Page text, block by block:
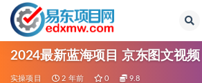
2024最新蓝海项目 京东图文视
实操项目 2 年前 0 9.8